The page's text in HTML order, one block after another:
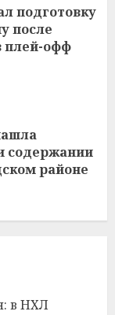
подготовку
после
плей-офф
содержании
районе
в НХЛ